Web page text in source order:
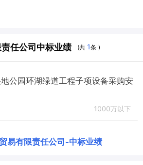
任公司中标业绩 (共 1条 )
公园环湖绿道工程子项设备采购安
1000万以下
易有限责任公司 -中标业绩